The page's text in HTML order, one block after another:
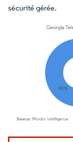
sécurité gérée.
Image © Mordor